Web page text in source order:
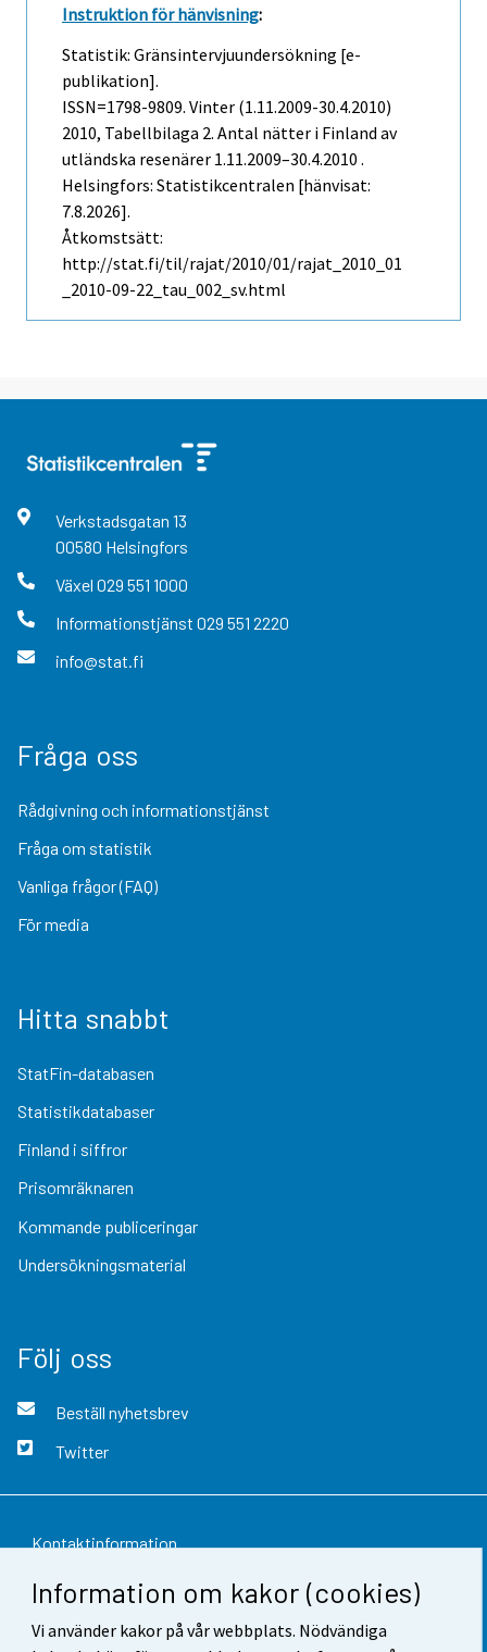
Information om kakor (cookies)
Vi använder kakor på vår webbplats. Nödvändiga
Instruktion för hänvisning:
Statistik: Gränsintervjuundersökning [e-
publikation].
ISSN=1798-9809. Vinter (1.11.2009-30.4.2010)
2010, Tabellbilaga 2. Antal nätter i Finland av
utländska resenärer 1.11.2009–30.4.2010 .
Helsingfors: Statistikcentralen [hänvisat:
7.8.2026].
Åtkomstsätt:
http://stat.fi/til/rajat/2010/01/rajat_2010_01
_2010-09-22_tau_002_sv.html
Verkstadsgatan 13
00580 Helsingfors
Växel 029 551 1000
Informationstjänst 029 551 2220
info@stat.fi
Fråga oss
Rådgivning och informationstjänst
Fråga om statistik
Vanliga frågor (FAQ)
För media
Hitta snabbt
StatFin-databasen
Statistikdatabaser
Finland i siffror
Prisomräknaren
Kommande publiceringar
Undersökningsmaterial
Följ oss
Beställ nyhetsbrev
Twitter
Kontaktinformation
Respons
Användarvillkor